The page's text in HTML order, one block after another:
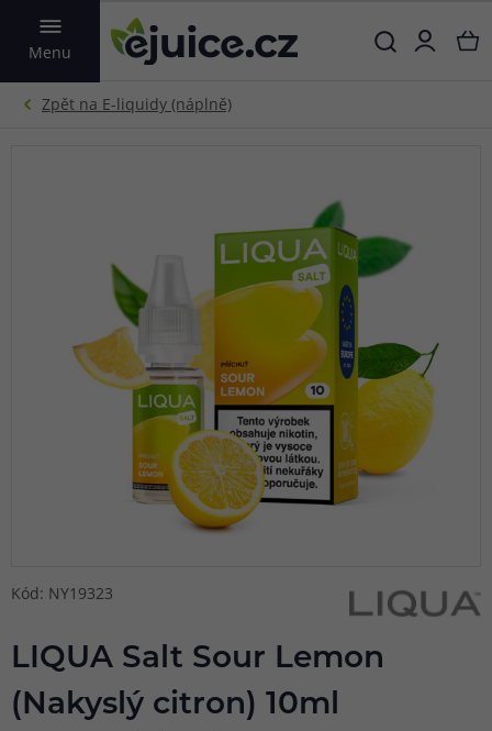
Menu
VYHLEDAT
Kód: NY19323
LIQUA Salt Sour Lemon
(Nakyslý citron) 10ml